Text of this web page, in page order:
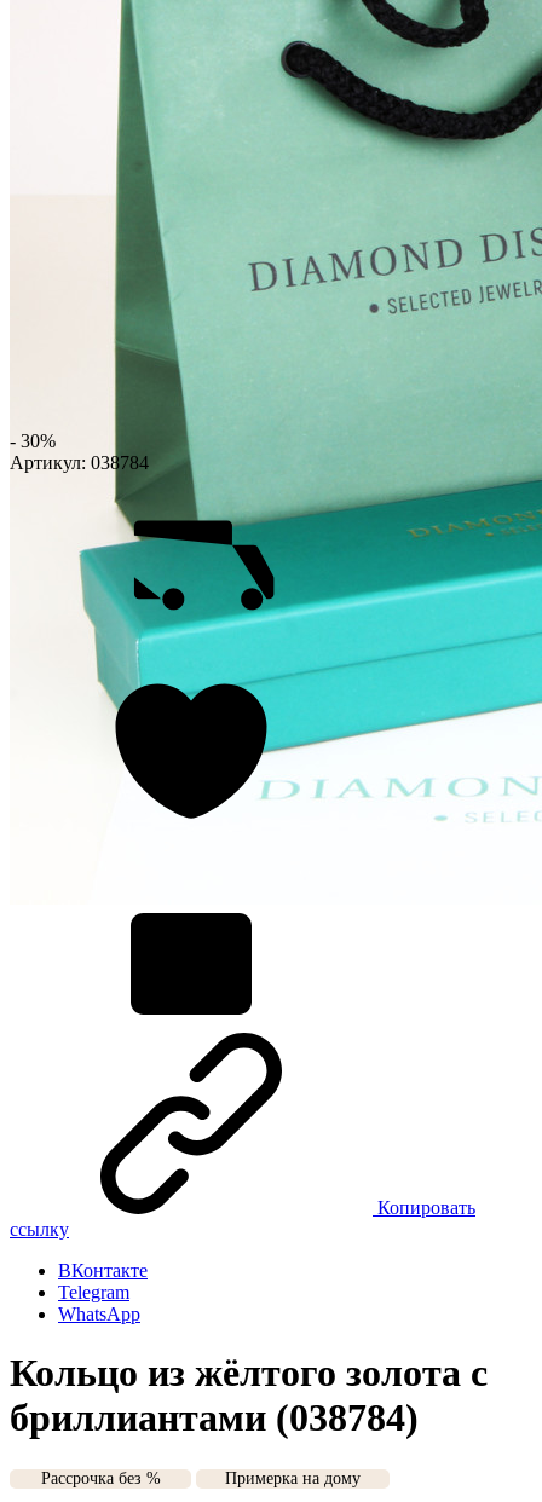
- 30%
Артикул: 038784
Копировать
ссылку
ВКонтакте
Telegram
WhatsApp
Кольцо из жёлтого золота с
бриллиантами (038784)
Рассрочка без % Примерка на дому